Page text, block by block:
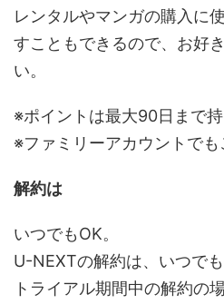
レンタルやマンガの購入に
すこともできるので、お好
い。
※ポイントは最大90日まで持
※ファミリーアカウントでも
解約は
いつでもOK。
U-NEXTの解約は、いつで
トライアル期間中の解約の